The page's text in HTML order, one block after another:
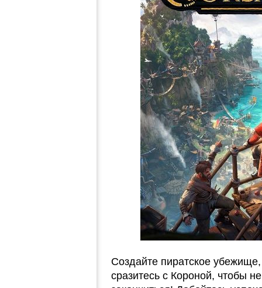
Создайте пиратское
сразитесь с Короной, чтобы